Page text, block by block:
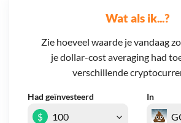
Wat als ik...?
Zie hoeveel waarde je vandaag
je dollar-cost averaging had
verschillende
Had geïnvesteerd In
$